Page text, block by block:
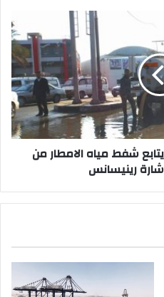
شفط مياه الامطار من
رينيسانس